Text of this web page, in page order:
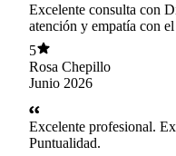
Excelente consulta con
atención y empatía con
dedicado a escuchar al
abordaje integral.
5
Rosa Chepillo
Junio 2026
Excelente profesional.
Puntualidad.